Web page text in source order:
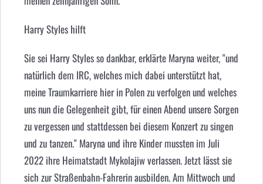
Harry Styles hilft
Sie sei Harry Styles so dankbar, erklärte Maryna weiter, "und
natürlich dem IRC, welches mich dabei unterstützt hat,
meine Traumkarriere hier in Polen zu verfolgen und welches
uns nun die Gelegenheit gibt, für einen Abend unsere Sorgen
zu vergessen und stattdessen bei diesem Konzert zu singen
und zu tanzen." Maryna und ihre Kinder mussten im Juli
2022 ihre Heimatstadt Mykolajiw verlassen. Jetzt lässt sie
sich zur Straßenbahn-Fahrerin ausbilden. Am Mittwoch und